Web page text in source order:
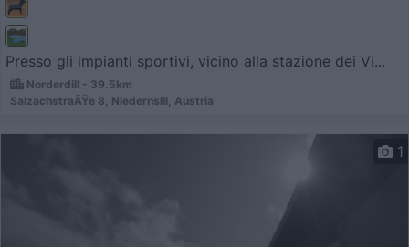
Presso gli impianti sportivi, vicino alla stazione dei Vi...
Norderdill - 39.5km
SalzachstraÃŸe 8, Niedernsill, Austria
1